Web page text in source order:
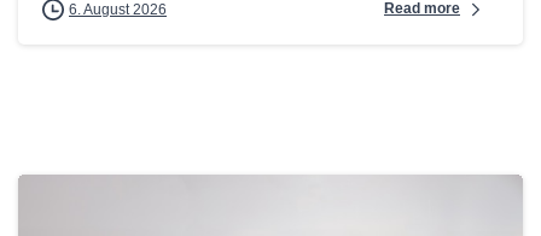
6. August 2026 Read more